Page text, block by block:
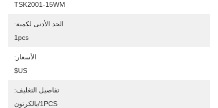
TSK2001-15WM
الحد الأدنى لكمية:
1pcs
الأسعار:
US$
تفاصيل التغليف:
1PCS/بالكرتون